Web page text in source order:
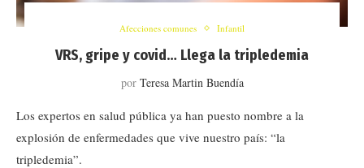
Afecciones comunes Infantil
VRS, gripe y covid… Llega la tripledemia
por Teresa Martin Buendía
Los expertos en salud pública ya han puesto nombre a la
explosión de enfermedades que vive nuestro país: “la
tripledemia”.